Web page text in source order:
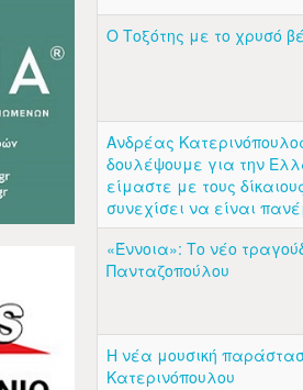
Ο Τοξότης με το χρυσό
Ανδρέας
δουλέψουμε για την
είμαστε με τους
συνεχίσει να είναι
«Έννοια»: Το νέο
Πανταζοπούλου
Η νέα μουσική
Κατερινόπουλου